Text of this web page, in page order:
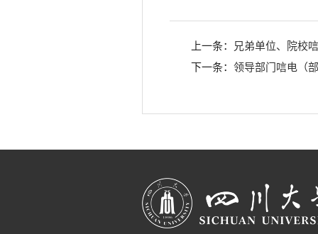
上一条：
兄弟单位、院校
下一条： 领导部门唁电（